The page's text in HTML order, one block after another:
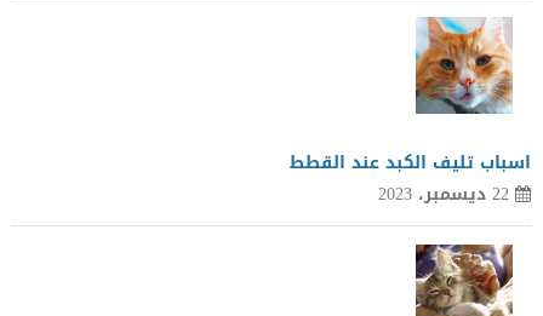
اسباب تليف الكبد عند القطط
22 ديسمبر، 2023